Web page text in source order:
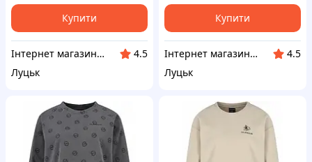
Купити
Інтернет магазин LISPO
4.5
Луцьк
Купити
Інтернет магазин LISPO
4.5
Луцьк